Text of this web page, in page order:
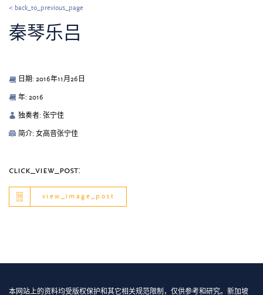
< back_to_previous_page
秦琴乐吕
日期: 2016年11月26日
年: 2016
独奏者: 张宁佳
简介: 女高音张宁佳
click_view_post:
view_image_post
本网站上的资料均受版权保护和其它相关规范限制，仅供参考和研究。新加坡